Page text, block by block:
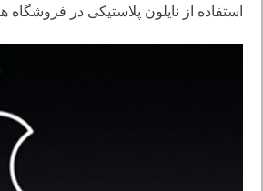
استفاده از نایلون پلاستیکی در